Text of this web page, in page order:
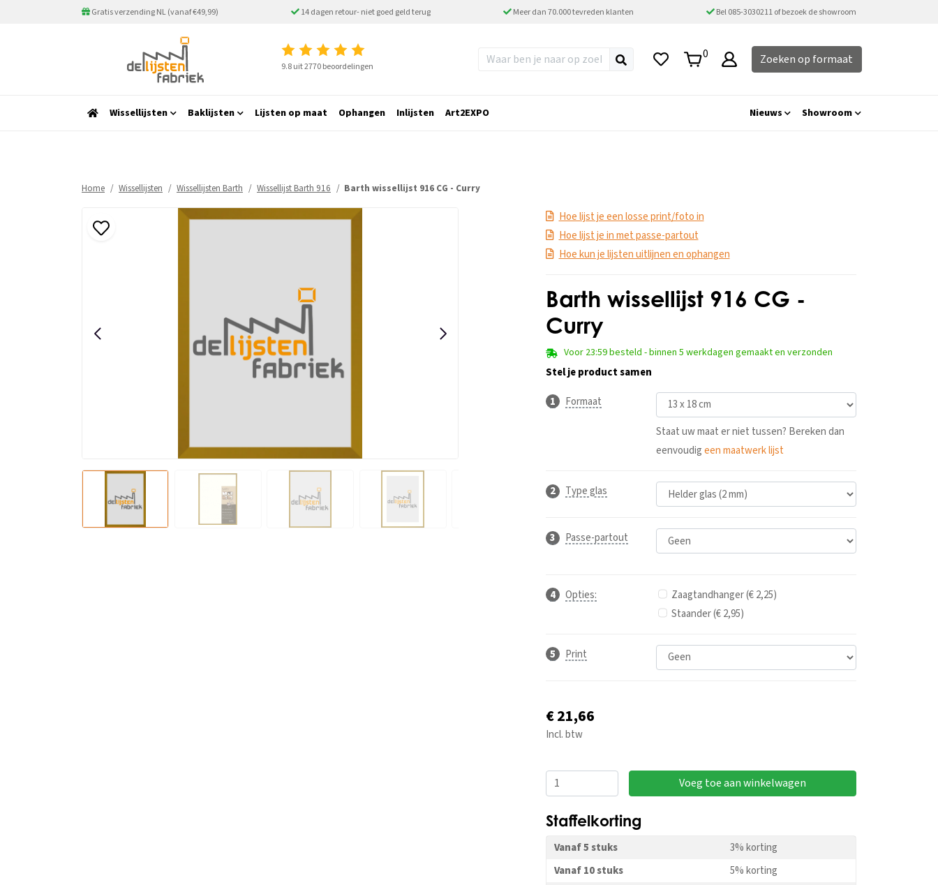
Gratis verzending NL (vanaf €49,99) 14 dagen retour- niet goed geld terug Meer dan 70.000 tevreden klanten Bel 085-3030211 of bezoek de showroom
9.8 uit 2770 beoordelingen
0 Zoeken op formaat
Wissellijsten Baklijsten Lijsten op maat Ophangen Inlijsten Art2EXPO Nieuws Showroom
Home Wissellijsten Wissellijsten Barth Wissellijst Barth 916 Barth wissellijst 916 CG - Curry
Barth wissellijst 916 CG -
Curry
Hoe lijst je een losse print/foto in
Hoe lijst je in met passe-partout
Hoe kun je lijsten uitlijnen en ophangen
Stel je product samen
Formaat
Staat uw maat er niet tussen? Bereken dan
eenvoudigeen maatwerk lijst
Type glas
Passe-partout
Opties:
Zaagtandhanger (€ 2,25)
Staander (€ 2,95)
Print
€ 21,66
Incl. btw
Voeg toe aan winkelwagen
Staffelkorting
Vanaf 5 stuks
3% korting
Vanaf 10 stuks
5% korting
Voor 23:59 besteld - binnen 5 werkdagen gemaakt en verzonden